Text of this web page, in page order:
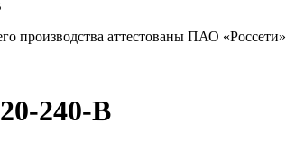
производства аттестованы ПАО «Россети»
240-В